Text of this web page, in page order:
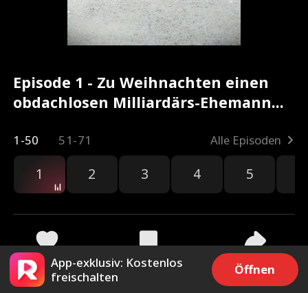
Episode 1 - Zu Weihnachten einen
obdachlosen Milliardärs-Ehemann
1-50 51-71 Alle Episoden
1 2 3 4 5
9.5k 291.6k Teilen
App-exklusiv: Kostenlos
freischalten
Öffnen